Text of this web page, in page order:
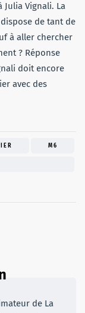
Vignali. La
de tant de
à aller chercher
? Réponse
doit encore
avec des
M6
de La